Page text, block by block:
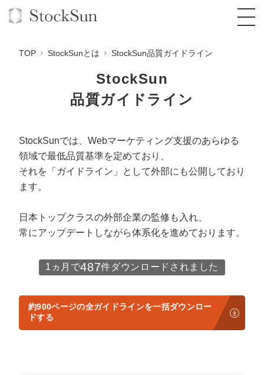
オーダーメイド支援
コンサルタント一覧
品質ガイドライン
社内コンペ
クレーム窓口
定額制Webマーケティング代行『マキトルく
ん』
定額制採用代行・RPO『トルトルくん』
定額LINE運用代行『LINEマキトルくん』
オリジナルサービス
格安でAI導入支援『あいのりAI』
拡散付1日密着動画制作『まるごと社長』
1本無料で記事を制作『SEOトライアル』
定額制LP制作・改善『最強LP』
採用YouTubeチャンネル構築『トリトル』
実績
お役立ち資料
料金表
オンラインサロン
StockSun道場
道場TOP
動画編集
エンジニア
広告運用
YouTubeディレクター
年収エージェント
ミッション・ビジョン・バリュー
TOP StockSunとは StockSun品質ガイドライン
StockSun
品質ガイドライン
StockSunでは、 Webマーケティング支援のあらゆる
領域で最低品質基準を定めており、
それを「ガイドライン」として外部にも公開しており
ます。
日本トップクラスの外部企業の監修も入れ、
常にアップデートしながら体系化を進めております。
1ヵ月で487件ダウンロードされました
約900ページの全ガイドラインを一括ダウンロー
ドする